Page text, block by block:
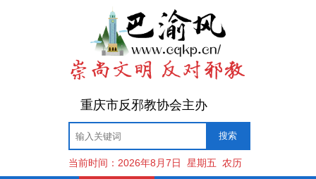
重庆市反邪教协会主办
当前时间： 2026年8月7日 星期五 农历